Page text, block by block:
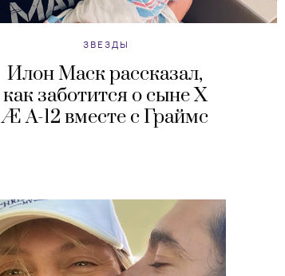
ЗВЕЗДЫ
Илон Маск рассказал,
как заботится о сыне X
Æ A-12 вместе с Граймс